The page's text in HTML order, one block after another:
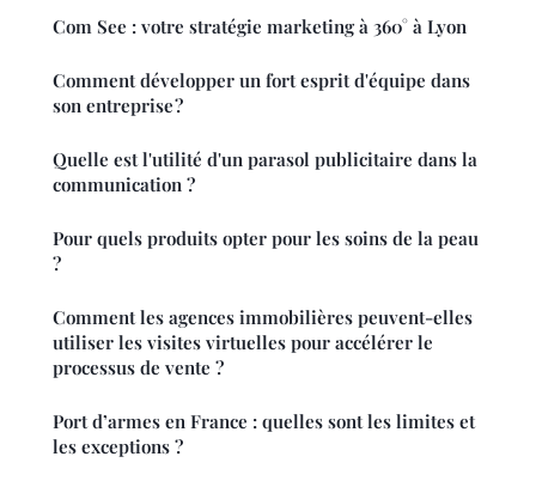
Com See : votre stratégie marketing à 360° à Lyon
Comment développer un fort esprit d'équipe dans
son entreprise ?
Quelle est l'utilité d'un parasol publicitaire dans la
communication ?
Pour quels produits opter pour les soins de la peau
?
Comment les agences immobilières peuvent-elles
utiliser les visites virtuelles pour accélérer le
processus de vente ?
Port d’armes en France : quelles sont les limites et
les exceptions ?